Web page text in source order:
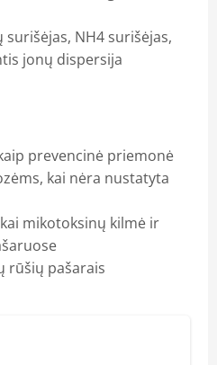
NH4 surišėjas,
jonų dispersija
prevencinė priemonė
kai nėra nustatyta
mikotoksinų kilmė ir
rūšių pašarais